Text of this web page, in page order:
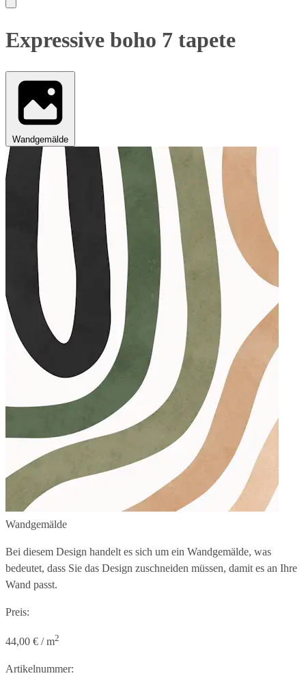
Expressive boho 7 tapete
Wandgemälde
Wandgemälde
Bei diesem Design handelt es sich um ein Wandgemälde, was
bedeutet, dass Sie das Design zuschneiden müssen, damit es an Ihre
Wand passt.
Preis:
44,00 € / m2
Artikelnummer: